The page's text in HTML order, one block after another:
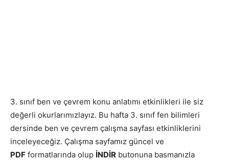
3. sınıf ben ve çevrem konu anlatımı etkinlikleri ile siz
değerli okurlarımızlayız. Bu hafta 3. sınıf fen bilimleri
dersinde ben ve çevrem çalışma sayfası etkinliklerini
inceleyeceğiz. Çalışma sayfamız güncel ve
PDF formatlarında olup İNDİR butonuna basmanızla